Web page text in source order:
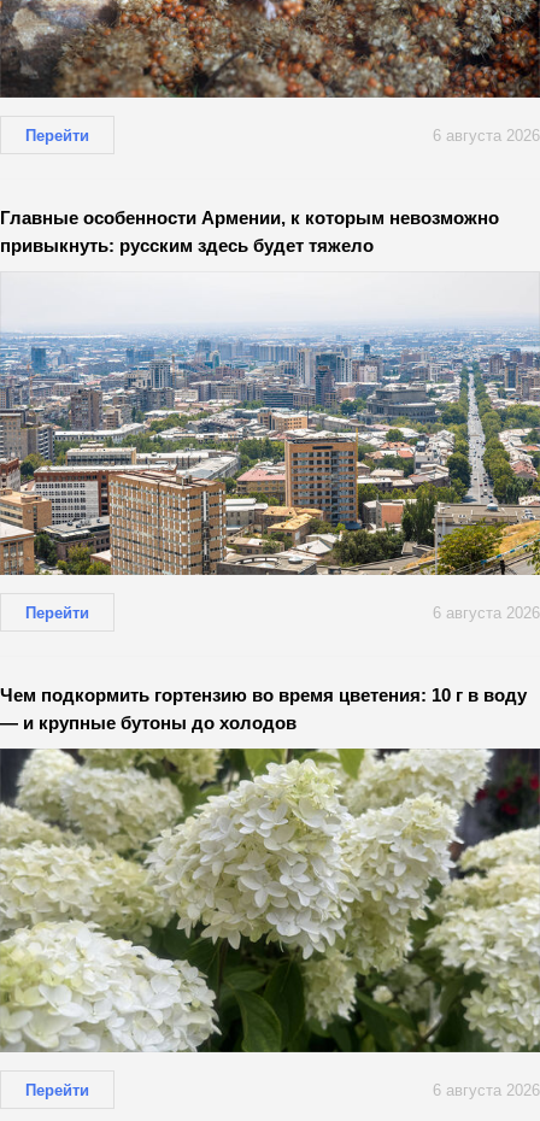
Перейти 6 августа 2026
Главные особенности Армении, к которым невозможно
привыкнуть: русским здесь будет тяжело
Перейти 6 августа 2026
Чем подкормить гортензию во время цветения: 10 г в воду
— и крупные бутоны до холодов
Перейти 6 августа 2026